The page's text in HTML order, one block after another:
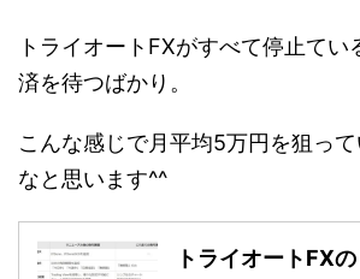
トライオートFXがすべて停止てい
済を待つばかり。
こんな感じで月平均5万円を狙っ
なと思います^^
トライオートFX